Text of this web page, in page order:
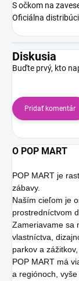
S očkom na
Oficiálna
Diskusia
Buďte prvý, kto
Pridať komentár
O POP MART
POP MART je
zábavy.
Naším cieľom je
prostredníctvom
Zameriavame sa
vlastníctva,
parkov a
POP MART má
a regiónoch,